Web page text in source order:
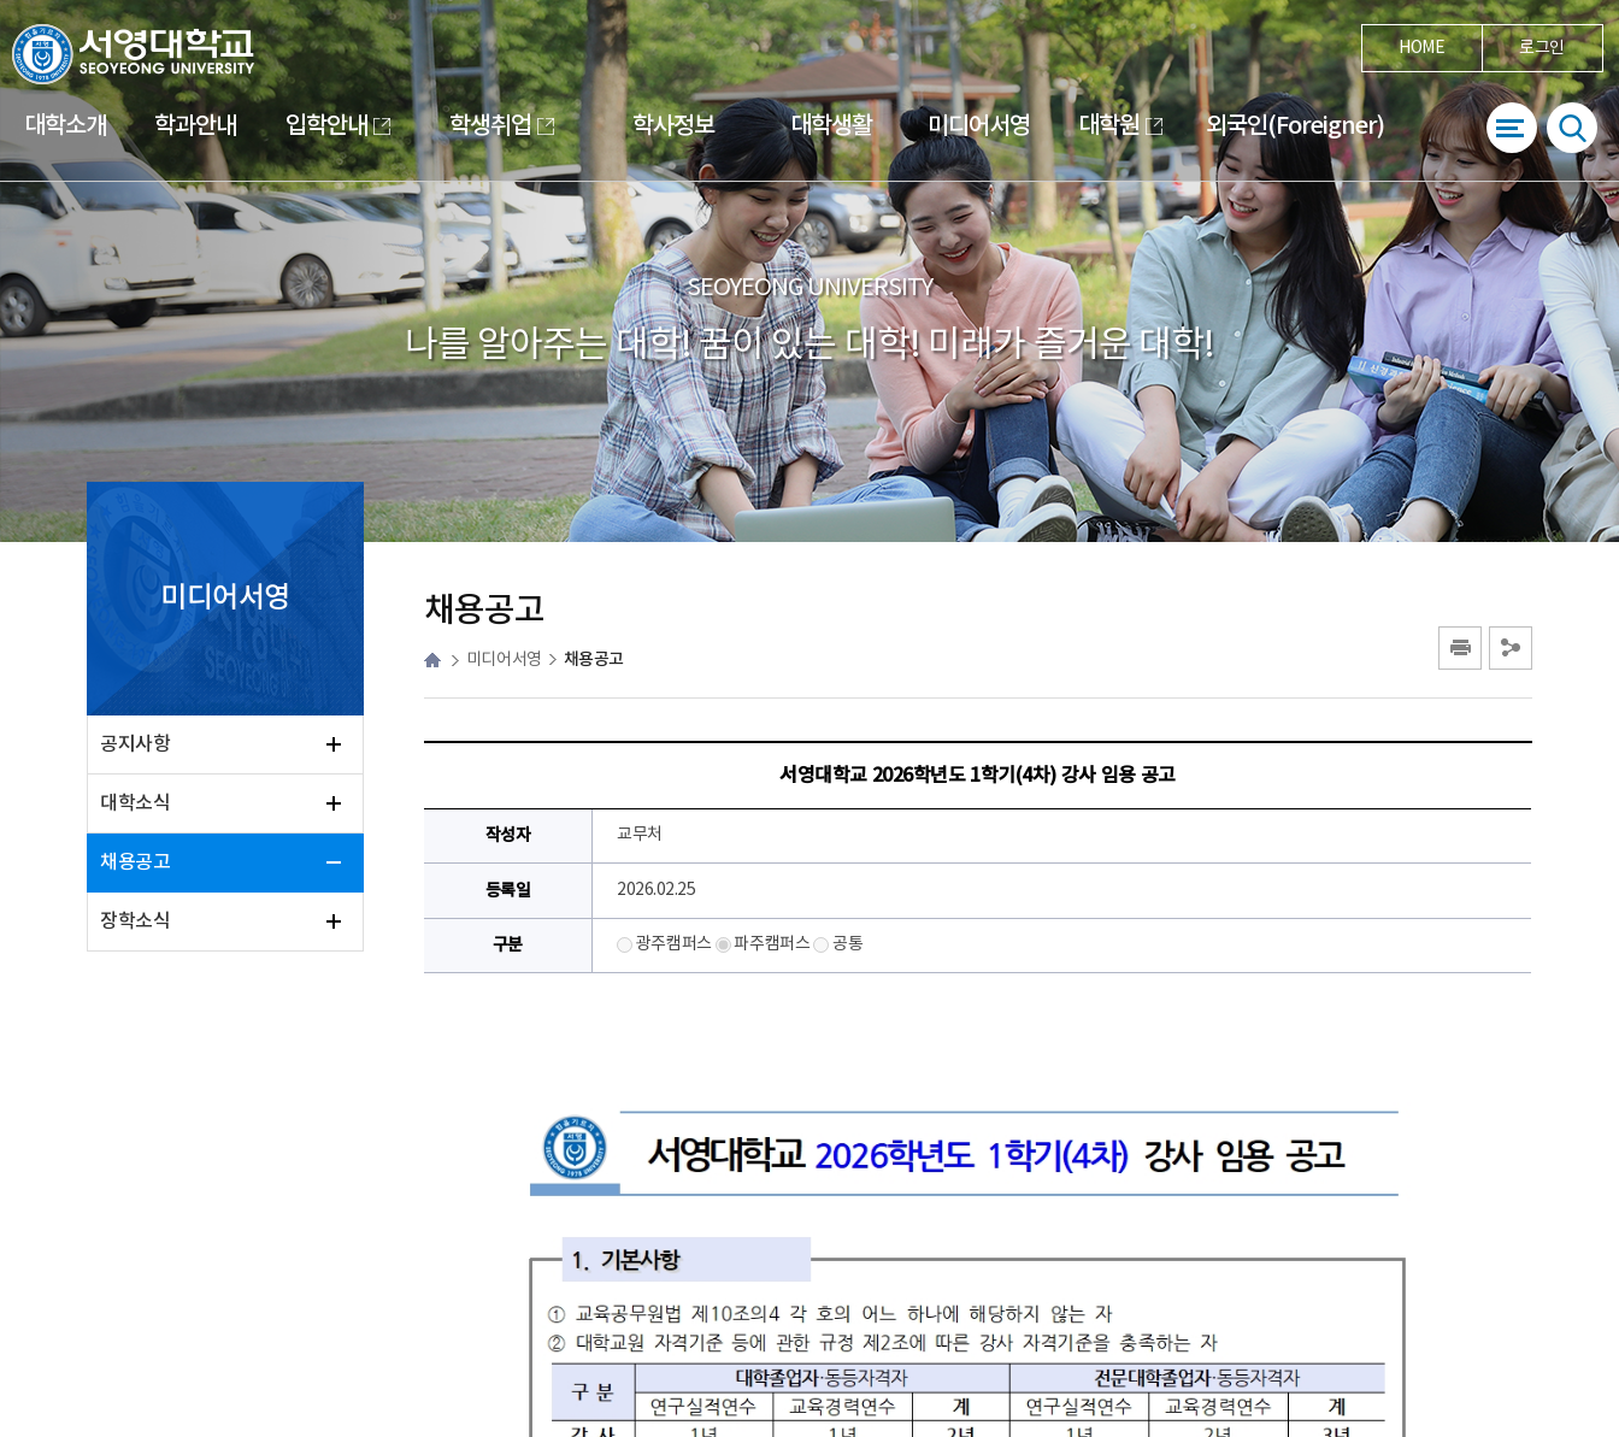
HOME 로그인
대학소개 학과안내 입학안내 학생취업 학사정보 대학생활 미디어서영 대학원 외국인(Foreigner)
SEOYEONG UNIVERSITY
나를 알아주는 대학! 꿈이 있는 대학! 미래가 즐거운 대학!
미디어서영
공지사항
대학소식
채용공고
장학소식
채용공고
미디어서영 채용공고
서영대학교 2026학년도 1학기(4차) 강사 임용 공고
작성자 교무처
등록일 2026.02.25
구분 광주캠퍼스 파주캠퍼스 공통